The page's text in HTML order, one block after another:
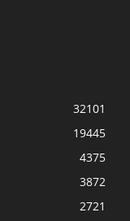
32101
19445
4375
3872
2721